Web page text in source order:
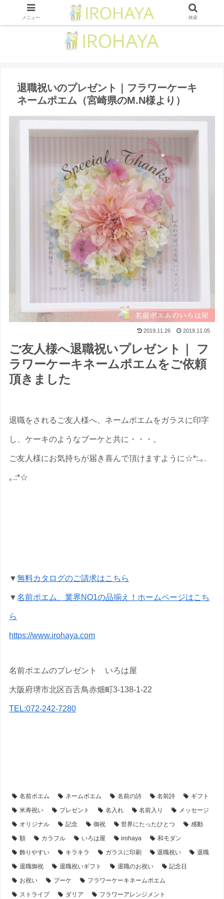
退職祝いのプレゼント｜フラワーケーキ
ネームポエム （宮崎県のM.N様より ）
2019.11.26 2019.11.05
ご友人様へ退職祝いプレゼント｜ フ
ラワーケーキネームポエムをご依頼
頂きました
退職をされるご友人様へ、ネームポエムをガラスに印字
し、ケーキのようなブーケと共に・・・。
ご友人様にお気持ちが届き喜んで頂けますように☆*:.｡.
｡.:*☆
▼無料カタログのご請求はこちら
▼名前ポエム、業界NO1の品揃え！ホームページはこち
ら
https://www.irohaya.com
名前ポエムのプレゼント いろは屋
大阪府堺市北区百舌鳥赤畑町3-138-1-22
TEL:072-242-7280
名前ポエム ネームポエム 名前の詩 名前詩
ギフト
米寿祝い
プレゼント 名入れ 名前入り
メッセージ
オリジナル
記念 御祝 世界にたったひとつ
感動
額
カラフル いろは屋 irohaya
和モダン
飾りやすい
キラキラ ガラスに印刷 退職祝い
退職
退職御祝
退職祝いギフト 退職のお祝い
記念日
お祝い
ブーケ
フラワーケーキネームポエム
ストライプ
ダリア フラワーアレンジメント
メニュー 検索